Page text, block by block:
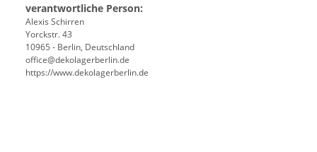
verantwortliche Person:
Alexis Schirren
Yorckstr. 43
10965 - Berlin, Deutschland
office@dekolagerberlin.de
https://www.dekolagerberlin.de